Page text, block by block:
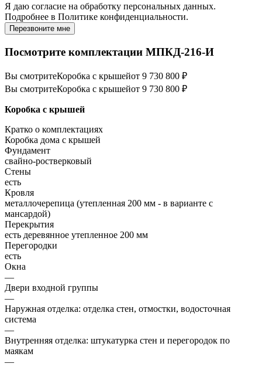
Я даю согласие на обработку персональных данных.
Подробнее в Политике конфиденциальности.
Перезвоните мне
Посмотрите комплектации МПКД-216-И
Вы смотритеКоробка с крышейот 9 730 800 ₽
Вы смотритеКоробка с крышейот 9 730 800 ₽
Коробка с крышей
Кратко о комплектациях
Коробка дома с крышей
Фундамент
свайно-ростверковый
Стены
есть
Кровля
металлочерепица (утепленная 200 мм - в варианте с
мансардой)
Перекрытия
есть деревянное утепленное 200 мм
Перегородки
есть
Окна
—
Двери входной группы
—
Наружная отделка: отделка стен, отмостки, водосточная
система
—
Внутренняя отделка: штукатурка стен и перегородок по
маякам
—